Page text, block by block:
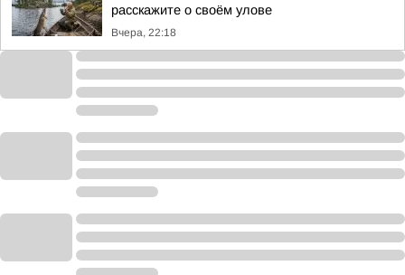
расскажите о своём улове
Вчера, 22:18